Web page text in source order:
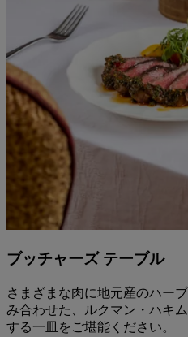
ブッチャーズ テーブル
さまざまな肉に地元産のハー
み合わせた、ルクマン・ハキ
する一皿をご堪能ください。